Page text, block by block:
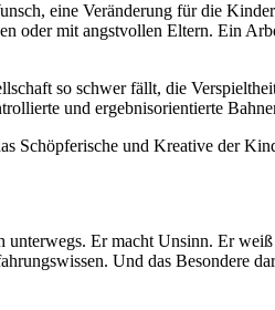
eine Veränderung für die
oder mit angstvollen Eltern. Ein
so schwer fällt, die
und ergebnisorientierte
Schöpferische und Kreative der
Er macht Unsinn. Er
Und das Besondere